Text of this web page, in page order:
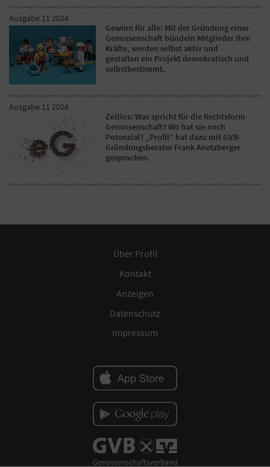
Ausgabe 11 2024
Gewinn für alle: Mit der Gründung einer
Genossenschaft bündeln Mitglieder ihre
Kräfte, werden selbst aktiv und
gestalten ein Projekt demokratisch und
selbstbestimmt.
Ausgabe 11 2024
Zeitlos: Was spricht für die Rechtsform
Genossenschaft? Wo hat sie noch
Potenzial? „Profil“ hat dazu mit GVB-
Gründungsberater Frank Anetzberger
gesprochen.
Über Profil
Kontakt
Anzeigen
Datenschutz
Impressum